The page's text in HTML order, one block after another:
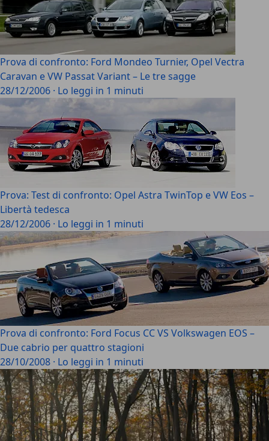
Prova di confronto: Ford Mondeo Turnier, Opel Vectra
Caravan e VW Passat Variant – Le tre sagge
28/12/2006 · Lo leggi in 1 minuti
Prova: Test di confronto: Opel Astra TwinTop e VW Eos –
Libertà tedesca
28/12/2006 · Lo leggi in 1 minuti
Prova di confronto: Ford Focus CC VS Volkswagen EOS –
Due cabrio per quattro stagioni
28/10/2008 · Lo leggi in 1 minuti